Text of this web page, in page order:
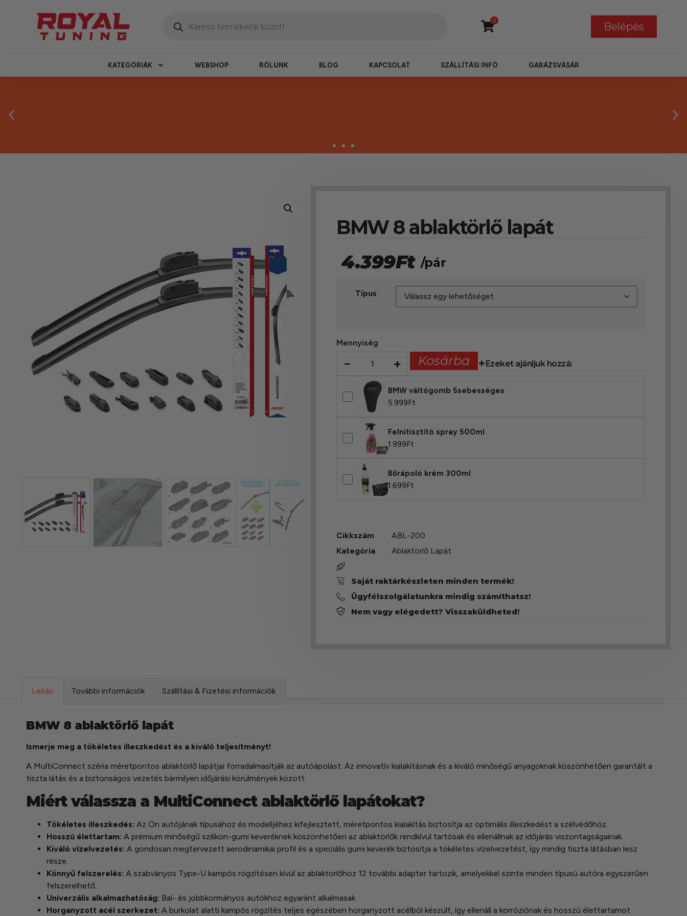
0
Belépés
KATEGÓRIÁK WEBSHOP RÓLUNK BLOG KAPCSOLAT SZÁLLÍTÁSI INFÓ GARÁZSVÁSÁR
Gyors rendelésfeldolgozással segítünk, hogy hamar kézhez kapd a csomagod.BMW 8 ablaktörlő lapát
4.399Ft /pár
Típus
Mennyiség
− + Kosárba Ezeket ajánljuk hozzá:
BMW váltógomb 5sebességes
5.999Ft
Felnitisztító spray 500ml
1.999Ft
Bőrápoló krém 300ml
1.699Ft
Cikkszám
ABL-200
Kategória
Ablaktörlő Lapát
Saját raktárkészleten minden termék!
Ügyfélszolgálatunkra mindig számíthatsz!
Nem vagy elégedett? Visszaküldheted!
Leírás További információk Szállítási & Fizetési információk
BMW 8 ablaktörlő lapát
Ismerje meg a tökéletes illeszkedést és a kiváló teljesítményt!
A MultiConnect széria méretpontos ablaktörlő lapátjai forradalmasítják az autóápolást. Az innovatív kialakításnak és a kiváló minőségű anyagoknak köszönhetően garantált a
tiszta látás és a biztonságos vezetés bármilyen időjárási körülmények között.
Miért válassza a MultiConnect ablaktörlő lapátokat?
Tökéletes illeszkedés: Az Ön autójának típusához és modelljéhez kifejlesztett, méretpontos kialakítás biztosítja az optimális illeszkedést a szélvédőhöz.
Hosszú élettartam: A prémium minőségű szilikon-gumi keveréknek köszönhetően az ablaktörlők rendkívül tartósak és ellenállnak az időjárás viszontagságainak.
Kiváló vízelvezetés: A gondosan megtervezett aerodinamikai profil és a speciális gumi keverék biztosítja a tökéletes vízelvezetést, így mindig tiszta látásban lesz
része.
Könnyű felszerelés: A szabványos Type-U kampós rögzítésen kívül az ablaktörlőhöz 12 további adapter tartozik, amelyekkel szinte minden típusú autóra egyszerűen
felszerelhető.
Univerzális alkalmazhatóság: Bal- és jobbkormányos autókhoz egyaránt alkalmasak.
Horganyzott acél szerkezet: A burkolat alatti kampós rögzítés teljes egészében horganyzott acélból készült, így ellenáll a korróziónak és hosszú élettartamot